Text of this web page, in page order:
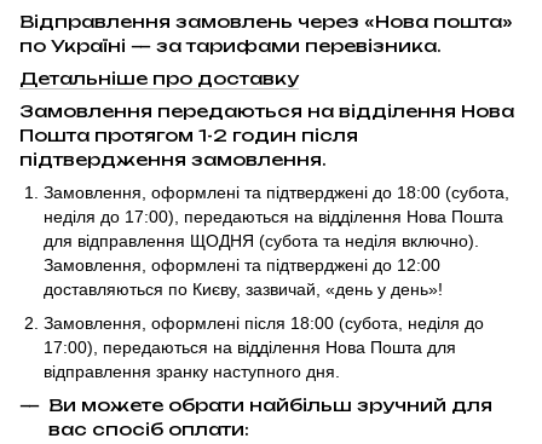
Відправлення замовлень через «Нова пошта»
по Україні — за тарифами перевізника.
Детальніше про доставку
Замовлення передаються на відділення Нова
Пошта протягом 1-2 годин після
підтвердження замовлення.
Замовлення, оформлені та підтверджені до 18:00 (субота,
неділя до 17:00) , передаються на відділення Нова Пошта
для відправлення ЩОДНЯ (субота та неділя включно).
Замовлення, оформлені та підтверджені до 12:00
доставляються по Києву, зазвичай, «день у день»!
Замовлення, оформлені після 18:00 (субота, неділя до
17:00), передаються на відділення Нова Пошта для
відправлення зранку наступного дня.
Ви можете обрати найбільш зручний для
вас спосіб оплати: